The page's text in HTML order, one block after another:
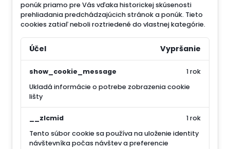
ponúk priamo pre Vás vďaka historickej skúsenosti
prehliadania predchádzajúcich stránok a ponúk. Tieto
cookies zatiaľ neboli roztriedené do vlastnej kategórie.
Účel Vypršanie
show_cookie_message
Ukladá informácie o potrebe zobrazenia cookie
lišty
1 rok
__zlcmid
Tento súbor cookie sa používa na uloženie identity
návštevníka počas návštev a preferencie
1 rok